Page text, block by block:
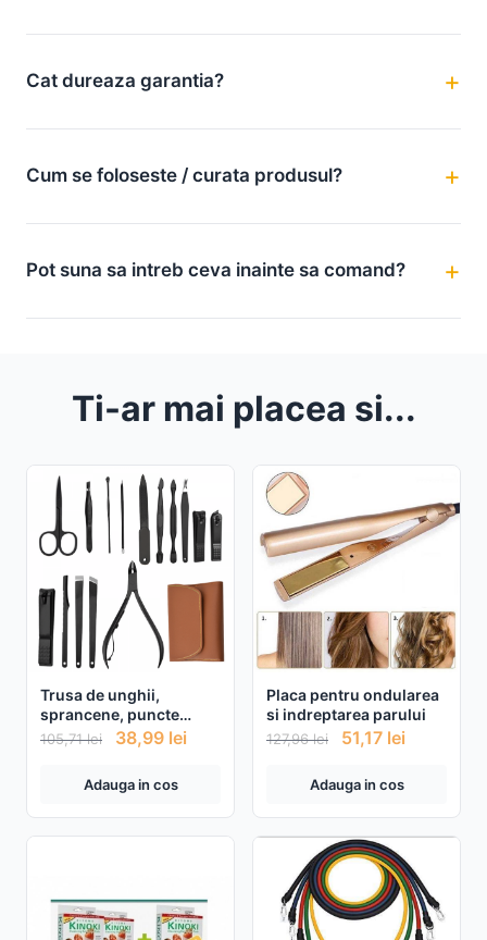
Cat dureaza garantia?
Cum se foloseste / curata produsul?
Pot suna sa intreb ceva inainte sa comand?
Ti-ar mai placea si...
Trusa de unghii,
sprancene, puncte
negre, 16 piese, husa
105,71lei 38,99 lei
Adauga in cos
Placa pentru ondularea
si indreptarea parului
127,96lei 51,17 lei
Adauga in cos